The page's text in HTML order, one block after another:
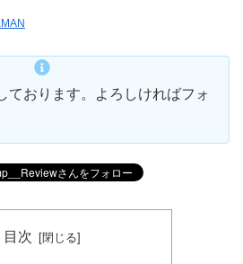
ております。よろしければフォ
目次